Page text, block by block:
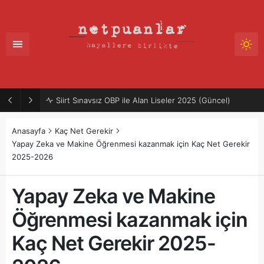
Siirt Sınavsız OBP ile Alan Liseler 2025 (Güncel)
Anasayfa
Kaç Net Gerekir
Yapay Zeka ve Makine Öğrenmesi kazanmak için Kaç Net Gerekir
2025-2026
Yapay Zeka ve Makine
Öğrenmesi kazanmak için
Kaç Net Gerekir 2025-